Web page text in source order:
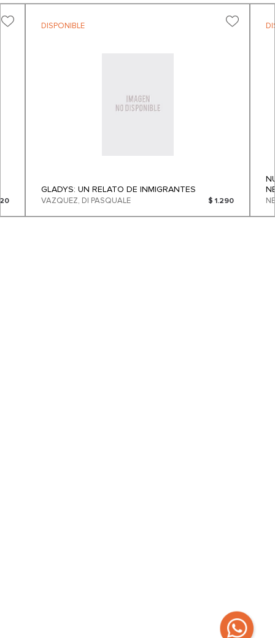
DISPONIBLE
GLADYS: UN RELATO DE INMIGRANTES
VAZQUEZ, DI PASQUALE $ 1.290